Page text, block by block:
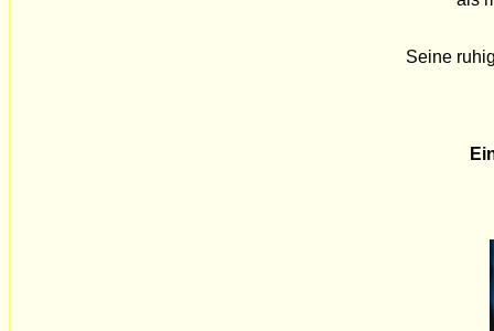
Seine